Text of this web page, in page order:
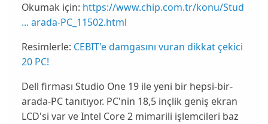
Okumak için: https://www.chip.com.tr/konu/Stud
... arada-PC_11502.html
Resimlerle: CEBIT'e damgasını vuran dikkat çekici
20 PC!
Dell firması Studio One 19ile yeni bir hepsi-bir-
arada-PC tanıtıyor. PC'nin 18,5 inçlik geniş ekran
LCD'si var ve Intel Core 2 mimarili işlemcileri baz